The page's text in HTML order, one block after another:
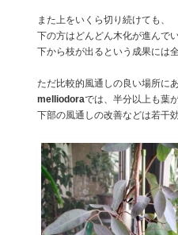
また上をいくら切り続けても、
下の方はどんどん木化が進んで
下から枝が出るという成果には
ただ比較的風通しの良い場所に
melliodoraでは、半分以上も葉
下部の風通しの改善などは若干